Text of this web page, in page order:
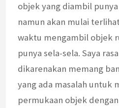
objek yang diambil
namun akan mulai
waktu mengambil objek
punya sela-sela. Saya
dikarenakan memang
yang ada masalah untuk
permukaan objek